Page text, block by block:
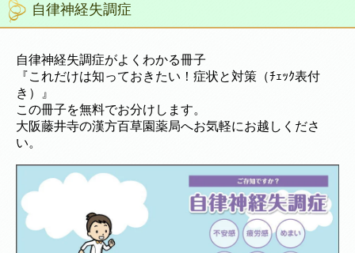
自律神経失調症
自律神経失調症がよくわかる冊子
『これだけは知っておきたい！症状と対策（ﾁｪｯｸ表付
き）』
この冊子を無料でお分けします。
大阪藤井寺の漢方百草園薬局へお気軽にお越しくださ
い。